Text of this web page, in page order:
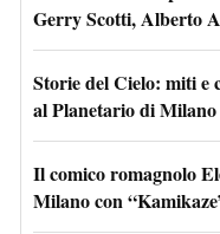
Gerry Scotti, Alberto
Storie del Cielo: miti e
al Planetario di Milano
Il comico romagnolo
Milano con